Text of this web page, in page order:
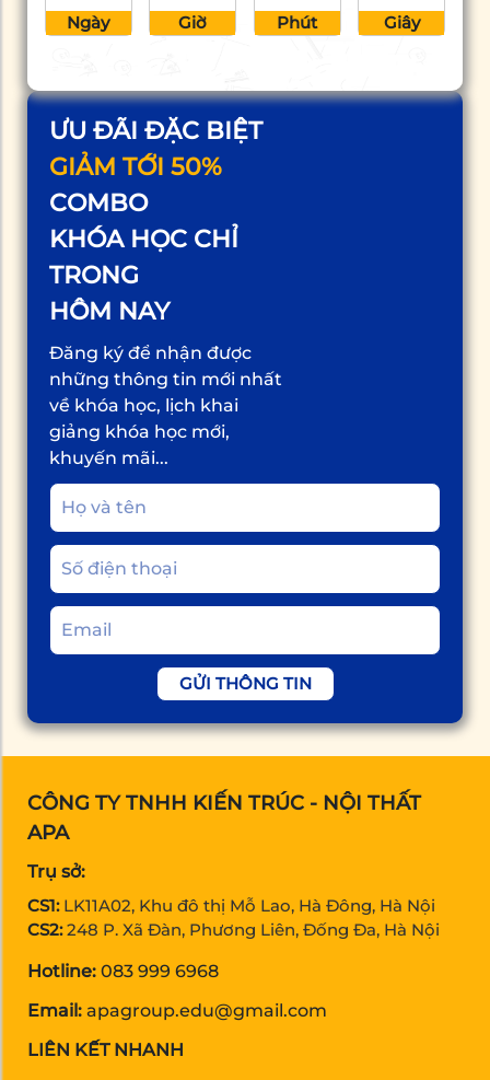
ƯU ĐÃI ĐẶC BIỆT
GIẢM TỚI 50%
COMBO
KHÓA HỌC CHỈ
TRONG
HÔM NAY
Đăng ký để nhận được
những thông tin mới nhất
về khóa học, lịch khai
giảng khóa học mới,
khuyến mãi...
GỬI THÔNG TIN
Ngày Giờ Phút Giây
CÔNG TY TNHH KIẾN TRÚC - NỘI THẤT
APA
Trụ sở:
CS1: LK11A02, Khu đô thị Mỗ Lao, Hà Đông, Hà Nội
CS2: 248 P. Xã Đàn, Phương Liên, Đống Đa, Hà Nội
Hotline: 083 999 6968
Email: apagroup.edu@gmail.com
LIÊN KẾT NHANH